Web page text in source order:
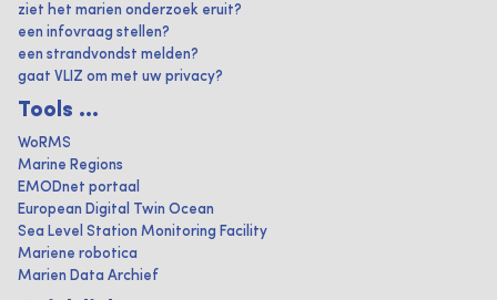
ziet het marien onderzoek eruit?
een infovraag stellen?
een strandvondst melden?
gaat VLIZ om met uw privacy?
Tools ...
WoRMS
Marine Regions
EMODnet portaal
European Digital Twin Ocean
Sea Level Station Monitoring Facility
Mariene robotica
Marien Data Archief